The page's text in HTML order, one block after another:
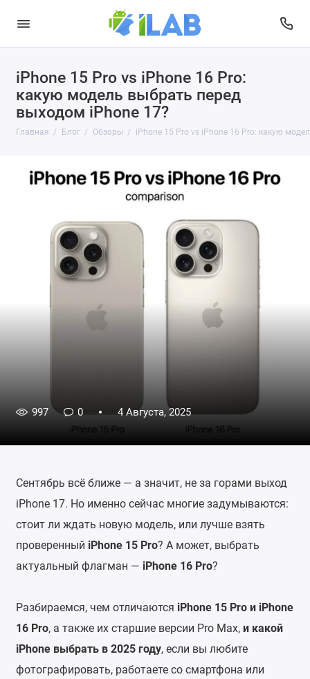
iPhone 15 Pro vs iPhone 16 Pro:
какую модель выбрать перед
выходом iPhone 17?
Главная Блог Обзоры iPhone 15 Pro vs iPhone 16 Pro: какую
997 0 4 Августа, 2025
Сентябрь всё ближе — а значит, не за горами выход
iPhone 17. Но именно сейчас многие задумываются:
стоит ли ждать новую модель, или лучше взять
проверенный iPhone 15 Pro? А может, выбрать
актуальный флагман — iPhone 16 Pro?
Разбираемся, чем отличаются iPhone 15 Pro и iPhone
16 Pro, а также их старшие версии Pro Max, и какой
iPhone выбрать в 2025 году, если вы любите
фотографировать, работаете со смартфона или